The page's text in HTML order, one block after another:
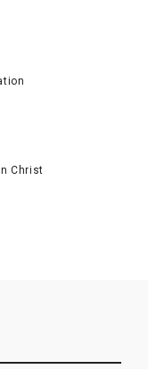
Christ